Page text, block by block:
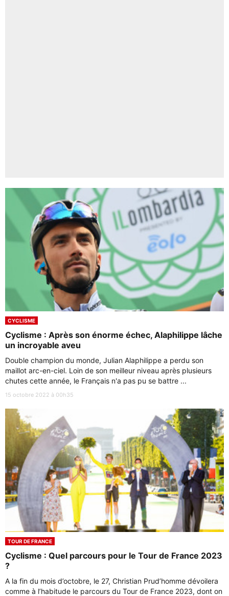
CYCLISME
Cyclisme : Après son énorme échec, Alaphilippe lâche
un incroyable aveu
Double champion du monde, Julian Alaphilippe a perdu son
maillot arc-en-ciel. Loin de son meilleur niveau après plusieurs
chutes cette année, le Français n'a pas pu se battre ...
15 octobre 2022 à 00h35
TOUR DE FRANCE
Cyclisme : Quel parcours pour le Tour de France 2023
?
A la fin du mois d’octobre, le 27, Christian Prud’homme dévoilera
comme à l’habitude le parcours du Tour de France 2023, dont on